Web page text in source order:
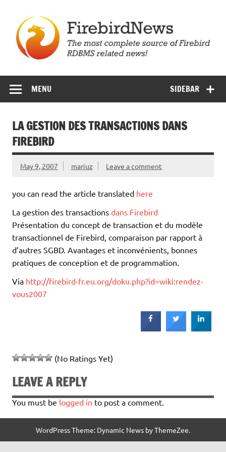
content
SIDEBAR
MENU
LA GESTION DES TRANSACTIONS DANS
FIREBIRD
May 9, 2007 mariuz Leave a comment
you can read the article translated here
La gestion des transactions dans Firebird
Présentation du concept de transaction et du modèle
transactionnel de Firebird, comparaison par rapport à
d’autres SGBD. Avantages et inconvénients, bonnes
pratiques de conception et de programmation.
Via http://firebird-fr.eu.org/doku.php?id=wiki:rendez-
vous2007
(No Ratings Yet)
LEAVE A REPLY
You must be logged in to post a comment.
WordPress Theme: Dynamic News by ThemeZee.